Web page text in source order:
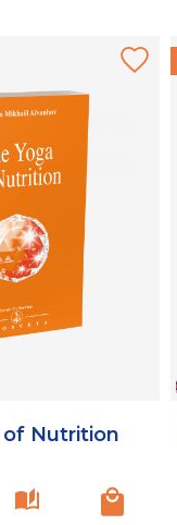
of Nutrition